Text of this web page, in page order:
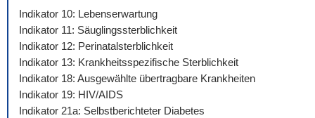
Indikator 10: Lebenserwartung
Indikator 11: Säuglingssterblichkeit
Indikator 12: Perinatalsterblichkeit
Indikator 13: Krankheitsspezifische Sterblichkeit
Indikator 18: Ausgewählte übertragbare Krankheiten
Indikator 19: HIV/AIDS
Indikator 21a: Selbstberichteter Diabetes